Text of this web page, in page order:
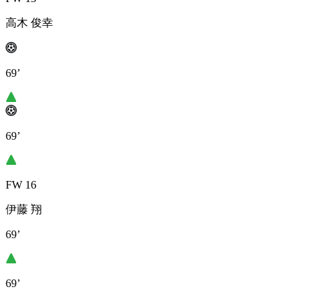
高木 俊幸
69’
69’
FW 16
伊藤 翔
69’
69’